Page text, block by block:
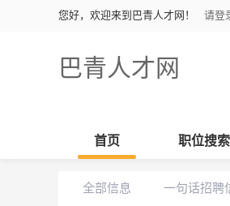
您好，欢迎来到巴青人才网！ 请登
巴青人才网
首页 职位搜索
全部信息 一句话招聘